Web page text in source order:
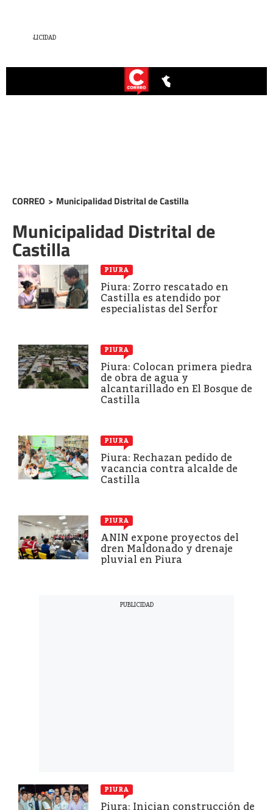
CORREO > Municipalidad Distrital de Castilla
Municipalidad Distrital de
Castilla
PIURA
Piura: Zorro rescatado en
Castilla es atendido por
especialistas del Serfor
PIURA
Piura: Colocan primera piedra
de obra de agua y
alcantarillado en El Bosque de
Castilla
PIURA
Piura: Rechazan pedido de
vacancia contra alcalde de
Castilla
PIURA
ANIN expone proyectos del
dren Maldonado y drenaje
pluvial en Piura
PIURA
Piura: Inician construcción de